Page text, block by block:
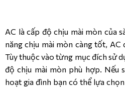
AC là cấp độ chịu mài mòn của
năng chịu mài mòn càng tốt, AC
Tùy thuộc vào từng mục đích sử
độ chịu mài mòn phù hợp. Nếu
hoạt gia đình bạn có thể lựa